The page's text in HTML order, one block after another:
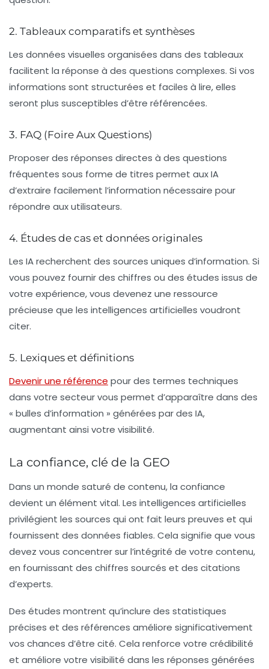
2. Tableaux comparatifs et synthèses
Les données visuelles organisées dans des tableaux
facilitent la réponse à des questions complexes. Si vos
informations sont structurées et faciles à lire, elles
seront plus susceptibles d’être référencées.
3. FAQ (Foire Aux Questions)
Proposer des réponses directes à des questions
fréquentes sous forme de titres permet aux IA
d’extraire facilement l’information nécessaire pour
répondre aux utilisateurs.
4. Études de cas et données originales
Les IA recherchent des sources uniques d’information. Si
vous pouvez fournir des chiffres ou des études issus de
votre expérience, vous devenez une ressource
précieuse que les intelligences artificielles voudront
citer.
5. Lexiques et définitions
Devenir une référence pour des termes techniques
dans votre secteur vous permet d’apparaître dans des
« bulles d’information » générées par des IA,
augmentant ainsi votre visibilité.
La confiance, clé de la GEO
Dans un monde saturé de contenu, la confiance
devient un élément vital. Les intelligences artificielles
privilégient les sources qui ont fait leurs preuves et qui
fournissent des données fiables. Cela signifie que vous
devez vous concentrer sur l’intégrité de votre contenu,
en fournissant des chiffres sourcés et des citations
d’experts.
Des études montrent qu’inclure des statistiques
précises et des références améliore significativement
vos chances d’être cité. Cela renforce votre crédibilité
et améliore votre visibilité dans les réponses générées